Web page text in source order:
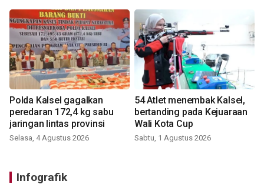
Polda Kalsel gagalkan
peredaran 172,4 kg sabu
jaringan lintas provinsi
Selasa, 4 Agustus 2026
54 Atlet menembak Kalsel,
bertanding pada Kejuaraan
Wali Kota Cup
Sabtu, 1 Agustus 2026
Infografik